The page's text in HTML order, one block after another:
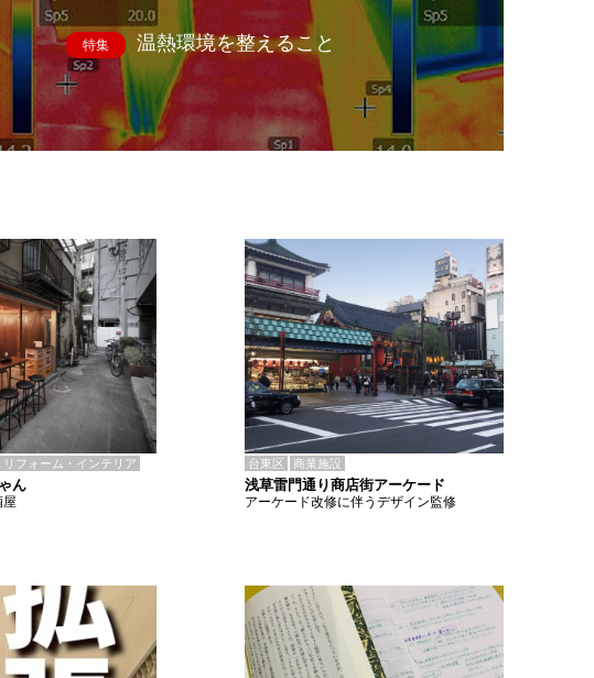
特集 温熱環境を整えること
リフォーム・インテリア
ん
屋
台東区 商業施設
浅草雷門通り商店街アーケード
アーケード改修に伴うデザイン監修